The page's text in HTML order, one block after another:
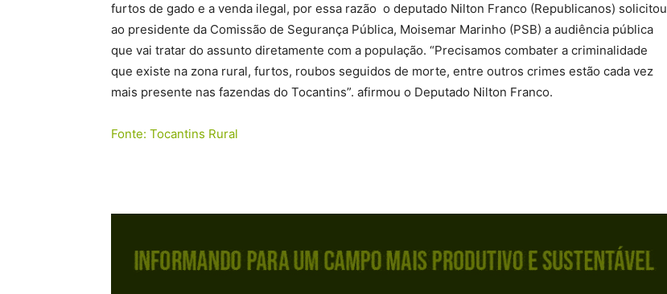
furtos de gado e a venda ilegal, por essa razão o deputado Nilton Franco (Republicanos) solicitou
ao presidente da Comissão de Segurança Pública, Moisemar Marinho (PSB) a audiência pública
que vai tratar do assunto diretamente com a população. “Precisamos combater a criminalidade
que existe na zona rural, furtos, roubos seguidos de morte, entre outros crimes estão cada vez
mais presente nas fazendas do Tocantins”. afirmou o Deputado Nilton Franco.
Fonte: Tocantins Rural